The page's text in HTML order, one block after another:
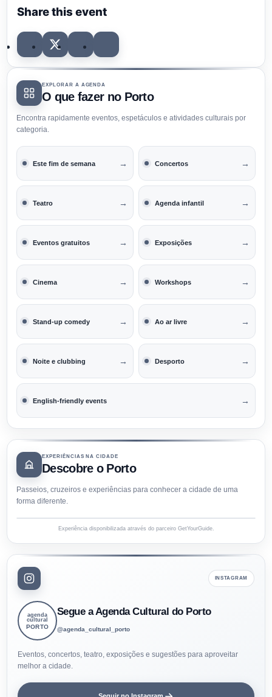
Share this event
EXPLORAR A AGENDA
O que fazer no Porto
Encontra rapidamente eventos, espetáculos e atividades culturais por
categoria.
Este fim de semana → Concertos →
Teatro → Agenda infantil →
Eventos gratuitos → Exposições →
Cinema → Workshops →
Stand-up comedy → Ao ar livre →
Noite e clubbing → Desporto →
English-friendly events →
EXPERIÊNCIAS NA CIDADE
Descobre o Porto
Passeios, cruzeiros e experiências para conhecer a cidade de uma
forma diferente.
Experiência disponibilizada através do parceiro GetYourGuide.
INSTAGRAM
agenda
cultural
PORTO
Segue a Agenda Cultural do Porto
@agenda_cultural_porto
Eventos, concertos, teatro, exposições e sugestões para aproveitar
melhor a cidade.